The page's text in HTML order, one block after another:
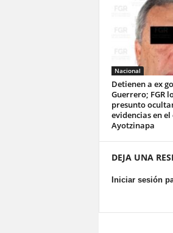
Nacional
Detienen a ex
Guerrero; FGR
presunto
evidencias en el
Ayotzinapa
DEJA UNA
Iniciar sesión